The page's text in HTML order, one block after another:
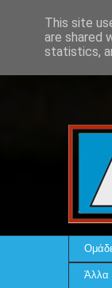
Άλλα
This site
are shared
statistics,